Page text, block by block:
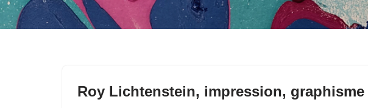
Roy Lichtenstein, impression, graphisme